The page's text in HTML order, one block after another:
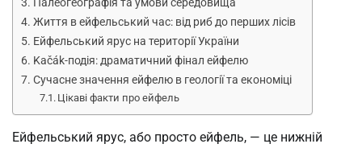
Палеогеографія та умови середовища
Життя в ейфельський час: від риб до перших лісів
Ейфельський ярус на території України
Kačák-подія: драматичний фінал ейфелю
Сучасне значення ейфелю в геології та економіці
Цікаві факти про ейфель
Ейфельський ярус, або просто ейфель, — це нижній